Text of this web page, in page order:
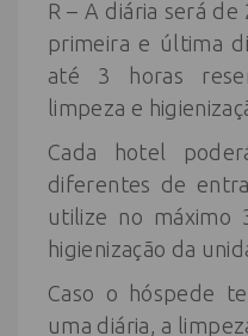
R – A diária será
primeira e última
até 3 horas
limpeza e
Cada hotel
diferentes de
utilize no máximo
higienização da
Caso o hóspede
uma diária, a